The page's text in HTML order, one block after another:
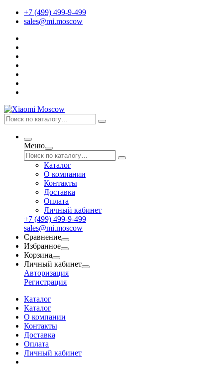
+7 (499) 499-9-499
sales@mi.moscow
Меню
Каталог
О компании
Контакты
Доставка
Оплата
Личный кабинет
+7 (499) 499-9-499
sales@mi.moscow
Сравнение
Избранное
Корзина
Личный кабинет
Авторизация
Регистрация
Каталог
Каталог
О компании
Контакты
Доставка
Оплата
Личный кабинет